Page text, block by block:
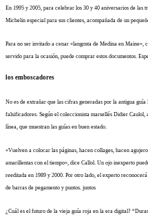
En 1995 y 2005, para celebrar los 30 y 40 aniversarios de las
Michelin especial para sus clientes, acompañada de un
Para no ser invitado a cenar «langosta de Medina en Maine»,
servido para la ocasión, puede comprar estos documentos.
los emboscadores
No es de extrañar que las cifras generadas por la antigua
falsificadores. Según el coleccionista marsellés Didier Caulol,
línea, que muestran las guías en buen estado.
«Vuelven a colocar las páginas, hacen collages, hacen
amarillentas con el tiempo», dice Callol. Un ojo inexperto
reeditada en 1989 y 2000. Por otro lado, el experto
de barras de pegamento y puntos. juntos
¿Cuál es el futuro de la vieja guía roja en la era digital?